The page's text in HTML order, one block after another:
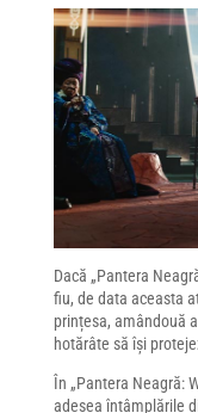
Dacă „Pantera
fiu, de data aceasta
prințesa, amândouă
hotărâte să își
În „Pantera Neagră:
adesea întâmplările